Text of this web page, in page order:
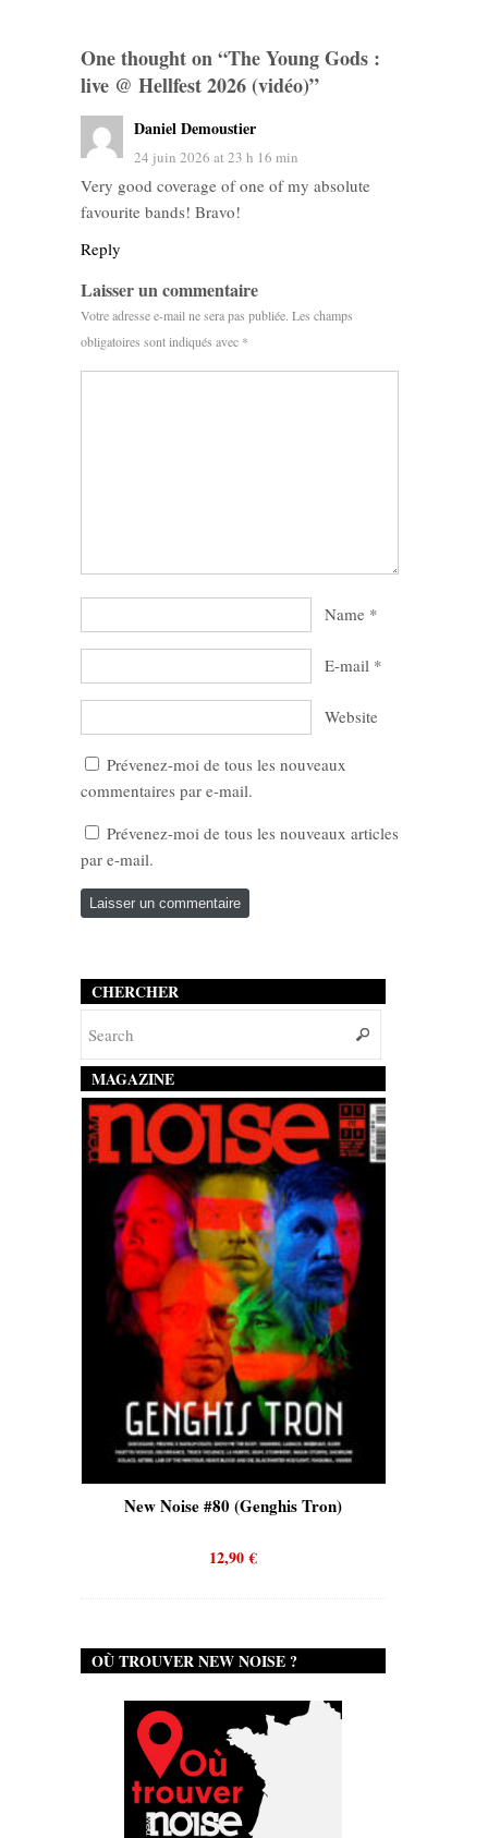
One thought on “The Young Gods :
live @ Hellfest 2026 (vidéo)”
Daniel Demoustier
24 juin 2026 at 23 h 16 min
Very good coverage of one of my absolute
favourite bands! Bravo!
Reply
Laisser un commentaire
Votre adresse e-mail ne sera pas publiée. Les champs
obligatoires sont indiqués avec *
Name *
E-mail *
Website
Prévenez-moi de tous les nouveaux
commentaires par e-mail.
Prévenez-moi de tous les nouveaux articles
par e-mail.
CHERCHER
MAGAZINE
New Noise #80 (Genghis Tron)
12,90€
OÙ TROUVER NEW NOISE ?